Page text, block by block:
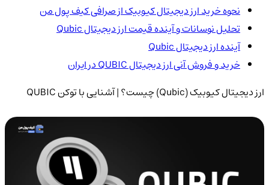
نحوه خرید ارز دیجیتال کیوبیک از صرافی کیف پول من
تحلیل نوسانات و آینده قیمت ارز دیجیتال Qubic
آینده ارز دیجیتال Qubic
خرید و فروش آنی ارز دیجیتال QUBIC در ایران
ارز دیجیتال کیوبیک (Qubic) چیست؟ | آشنایی با توکن QUBIC